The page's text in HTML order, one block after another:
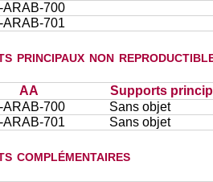
ARAB-700
ARAB-701
principaux non
AA
Supports
ARAB-700
Sans objet
ARAB-701
Sans objet
complémentaires